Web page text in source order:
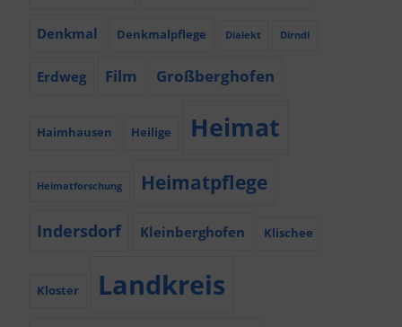
Denkmal Denkmalpflege Dialekt Dirndl
Erdweg Film Großberghofen
Haimhausen Heilige Heimat
Heimatforschung Heimatpflege
Indersdorf Kleinberghofen Klischee
Kloster Landkreis